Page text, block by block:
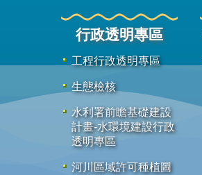
行政透明專區
工程行政透明專區
生態檢核
水利署前瞻基礎建設
計畫-水環境建設行政
透明專區
河川區域許可種植圖